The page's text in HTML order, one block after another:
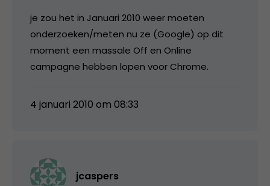
je zou het in Januari 2010 weer moeten
onderzoeken/meten nu ze (Google) op dit
moment een massale Off en Online
campagne hebben lopen voor Chrome.
4 januari 2010 om 08:33
jcaspers